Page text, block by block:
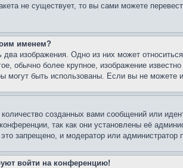
не существует, то вы сами можете
именем?
два изображения. Одно из них может
обычно более крупное, изображение
могут быть использованы. Если вы не
созданных вами сообщений или
так как они установлены её
запрещено, и модератор или администратор
войти на конференцию!